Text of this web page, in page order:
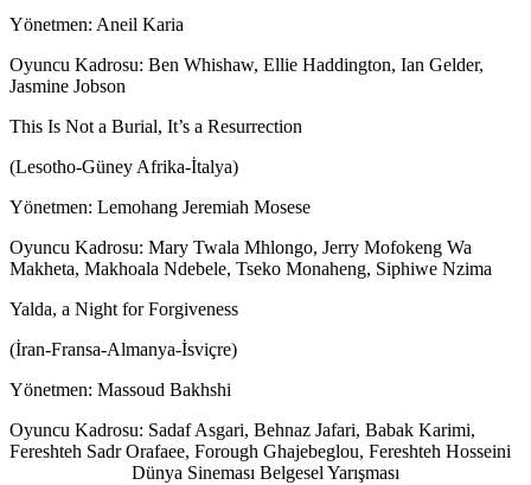
Yönetmen: Aneil Karia
Oyuncu Kadrosu: Ben Whishaw, Ellie Haddington, Ian Gelder,
Jasmine Jobson
This Is Not a Burial, It’s a Resurrection
(Lesotho-Güney Afrika-İtalya)
Yönetmen: Lemohang Jeremiah Mosese
Oyuncu Kadrosu: Mary Twala Mhlongo, Jerry Mofokeng Wa
Makheta, Makhoala Ndebele, Tseko Monaheng, Siphiwe Nzima
Yalda, a Night for Forgiveness
(İran-Fransa-Almanya-İsviçre)
Yönetmen: Massoud Bakhshi
Oyuncu Kadrosu: Sadaf Asgari, Behnaz Jafari, Babak Karimi,
Fereshteh Sadr Orafaee, Forough Ghajebeglou, Fereshteh Hosseini
Dünya Sineması Belgesel Yarışması